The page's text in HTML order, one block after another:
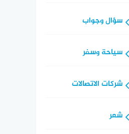
سؤال وجواب
سياحة وسفر
شركات الاتصالات
شعر